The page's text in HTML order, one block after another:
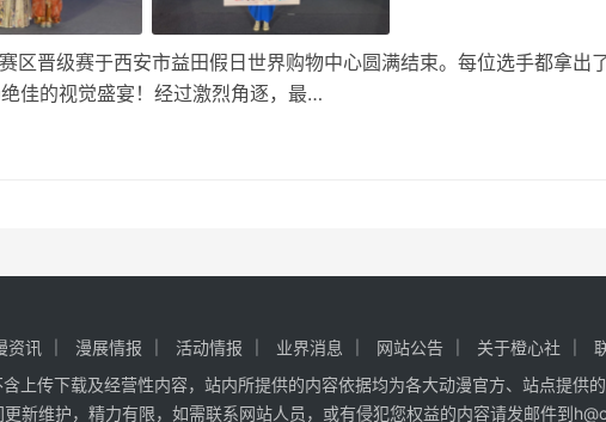
区晋级赛于西安市益田假日世界购物中心圆满结束。每位选手都拿出
佳的视觉盛宴！经过激烈角逐，最…
资讯 漫展情报 活动情报 业界消息 网站公告 关于橙心社
上传下载及经营性内容，站内所提供的内容依据均为各大动漫官方、站点提供
新维护，精力有限，如需联系网站人员，或有侵犯您权益的内容请发邮件到